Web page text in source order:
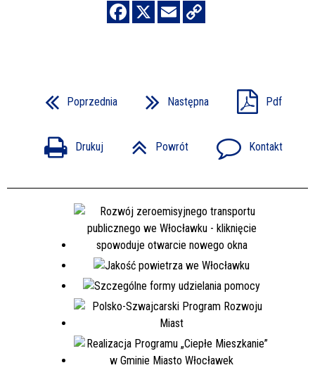
Poprzednia Następna Pdf
Drukuj Powrót Kontakt